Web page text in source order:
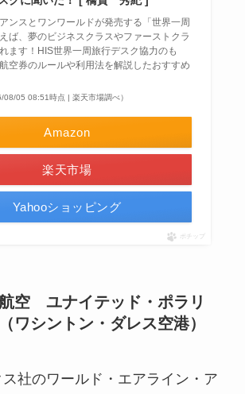
ンスとワンワールドが発売する「世界一周
ば、夢のビジネスクラスやファーストクラ
ます！HIS世界一周旅行デスク協力のも
空券のルールや利用法を解説したおすすめ
08/05 08:51時点 | 楽天市場調べ）
Amazon
楽天市場
Yahooショッピング
ポチップ
空 ユナイテッド・ポラリ
ワシントン・ダレス空港）
社のワールド・エアライン・ア